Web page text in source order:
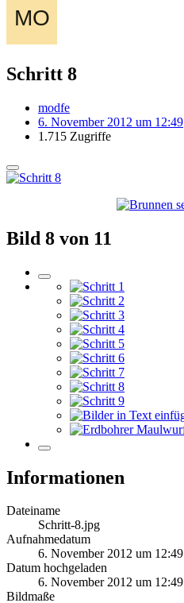
Schritt 8
modfe
6. November 2012 um 12:49
1.715 Zugriffe
Bild 8 von 11
Informationen
Dateiname
Schritt-8.jpg
Aufnahmedatum
6. November 2012 um 12:49
Datum hochgeladen
6. November 2012 um 12:49
Bildmaße